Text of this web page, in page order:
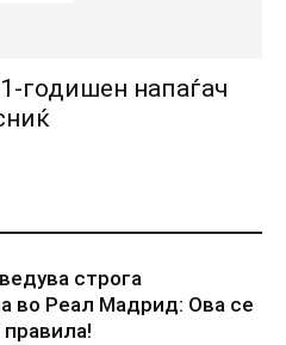
годишен напаѓач
строга
во Реал Мадрид: Ова се